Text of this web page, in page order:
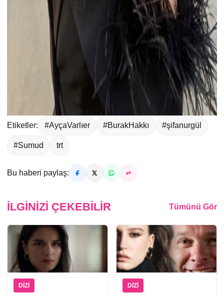
Etiketler: #AyçaVarlıer #BurakHakkı #şifanurgül
#Sumud trt
Bu haberi paylaş:
İLGINIZI ÇEKEBILIR Tümünü Gör
DIZI DIZI